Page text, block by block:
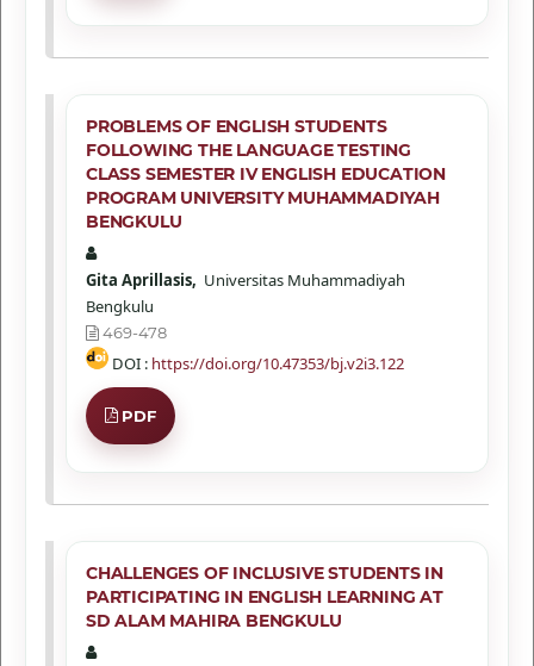
PROBLEMS OF ENGLISH STUDENTS
FOLLOWING THE LANGUAGE TESTING
CLASS SEMESTER IV ENGLISH EDUCATION
PROGRAM UNIVERSITY MUHAMMADIYAH
BENGKULU
Gita Aprillasis, Universitas Muhammadiyah
Bengkulu
469-478
DOI : https://doi.org/10.47353/bj.v2i3.122
PDF
CHALLENGES OF INCLUSIVE STUDENTS IN
PARTICIPATING IN ENGLISH LEARNING AT
SD ALAM MAHIRA BENGKULU